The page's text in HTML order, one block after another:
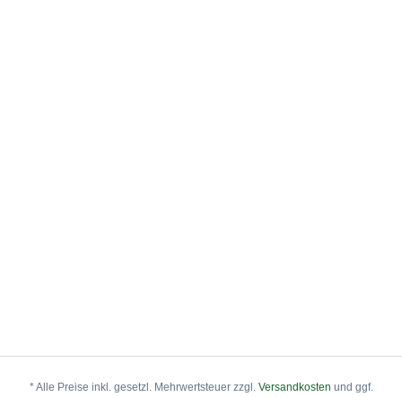
* Alle Preise inkl. gesetzl. Mehrwertsteuer zzgl. Versandkosten und ggf.